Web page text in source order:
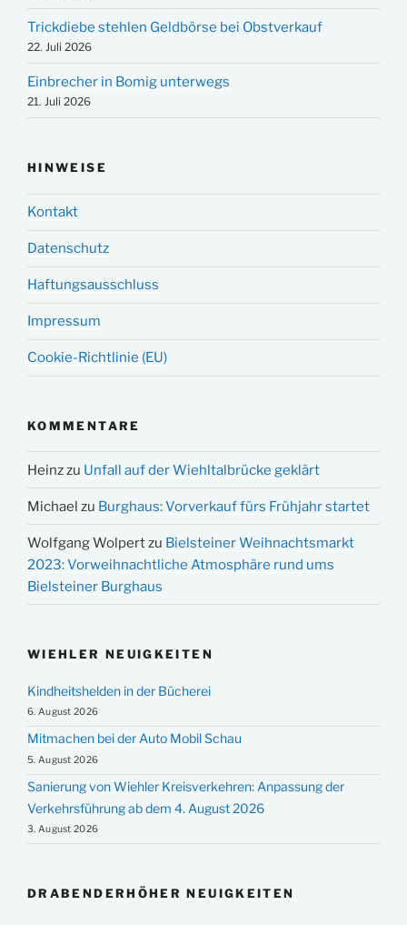
Trickdiebe stehlen Geldbörse bei Obstverkauf
22. Juli 2026
Einbrecher in Bomig unterwegs
21. Juli 2026
HINWEISE
Kontakt
Datenschutz
Haftungsausschluss
Impressum
Cookie-Richtlinie (EU)
KOMMENTARE
Heinzzu Unfall auf der Wiehltalbrücke geklärt
Michael zu Burghaus: Vorverkauf fürs Frühjahr startet
Wolfgang Wolpertzu Bielsteiner Weihnachtsmarkt
2023: Vorweihnachtliche Atmosphäre rund ums
Bielsteiner Burghaus
WIEHLER NEUIGKEITEN
Kindheitshelden in der Bücherei
6. August 2026
Mitmachen bei der Auto Mobil Schau
5. August 2026
Sanierung von Wiehler Kreisverkehren: Anpassung der
Verkehrsführung ab dem 4. August 2026
3. August 2026
DRABENDERHÖHER NEUIGKEITEN